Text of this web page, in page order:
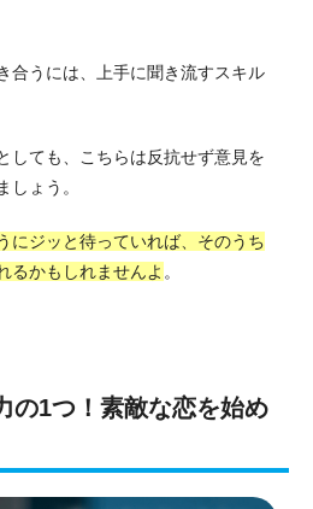
合うには、上手に聞き流すスキル
しても、こちらは反抗せず意見を
しょう。
にジッと待っていれば、そのうち
るかもしれませんよ 。
の1つ！素敵な恋を始め